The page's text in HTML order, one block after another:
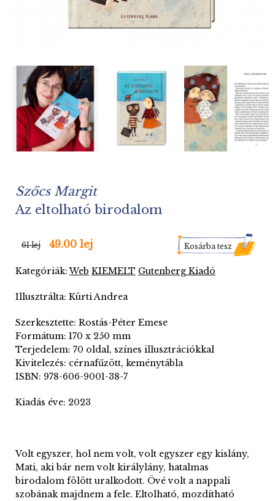
Szőcs Margit
Az eltolható birodalom
61 lej 49.00 lej Kosárba tesz
Kategóriák:Web KIEMELT Gutenberg Kiadó
Illusztrálta: Kürti Andrea
Szerkesztette: Rostás-Péter Emese
Formátum: 170 x 250 mm
Terjedelem: 70 oldal, színes illusztrációkkal
Kivitelezés: cérnafűzött, keménytábla
ISBN: 978-606-9001-38-7
Kiadás éve: 2023
Volt egyszer, hol nem volt, volt egyszer egy kislány,
Mati, aki bár nem volt királylány, hatalmas
birodalom fölött uralkodott. Övé volt a nappali
szobának majdnem a fele. Eltolható, mozdítható